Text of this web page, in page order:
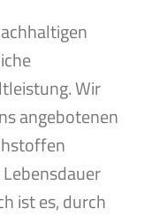
Wir
angebotenen
ist es, durch